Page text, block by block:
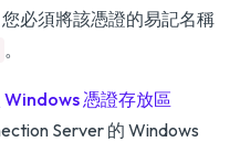
必須將該憑證的易記名稱
。
憑證存放區
Server 的 Windows